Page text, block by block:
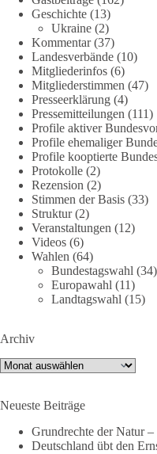
158 26 69
DieBasis
2 Tage(n) zuvor
🌍 Migration darf niemals
werden.
Die Ereignisse in Ceuta
zwischen geopolitische
Unabhängig davon, welche
Ursachen diese Krise im
Wenn Migration als
Schleusernetzwerken
Ende immer die Menschen.
🟩🟩🟦🟦🟥🟥🟧🟧
dieBasis meint:
Wer Menschen für politische
Europa braucht eine
Grundpfeilern beruht:
Geschichte (13)
Ukraine (2)
Kommentar(37)
Landesverbände (10)
Mitgliederinfos (6)
Mitgliederstimmen (47)
Presseerklärung (4)
Pressemitteilungen (111)
Profile aktiver
Profile ehemaliger
Profile kooptierte
Protokolle (2)
Rezension (2)
Stimmen der Basis (33)
Struktur(2)
Veranstaltungen (12)
Videos (6)
Wahlen (64)
Bundestagswahl (34)
Europawahl (11)
Landtagswahl (15)
Archiv
Archiv
Neueste Beiträge
Grundrechte der Natur
Deutschland übt den